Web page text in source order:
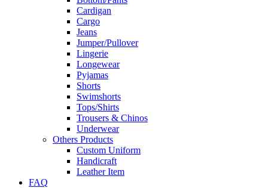
Cardigan
Cargo
Jeans
Jumper/Pullover
Lingerie
Longewear
Pyjamas
Shorts
Swimshorts
Tops/Shirts
Trousers & Chinos
Underwear
Others Products
Custom Uniform
Handicraft
Leather Item
FAQ